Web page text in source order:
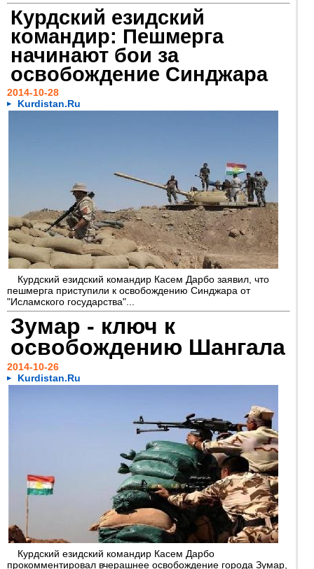
Курдский езидский
командир: Пешмерга
начинают бои за
освобождение Синджара
2014-10-28
Kurdistan.Ru
Курдский езидский командир Касем Дарбо заявил, что
пешмерга приступили к освобождению Синджара от
"Исламского государства"...
Зумар - ключ к
освобождению Шангала
2014-10-26
Kurdistan.Ru
Курдский езидский командир Касем Дарбо
прокомментировал вчерашнее освобождение города Зумар,